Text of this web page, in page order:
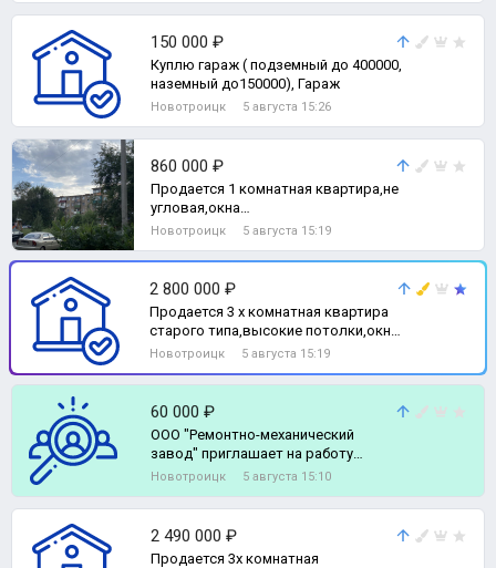
150 000 ₽
Куплю гараж ( подземный до 400000,
наземный до150000), Гараж
Новотроицк 5 августа 15:26
860 000 ₽
Продается 1 комнатная квартира,не
угловая,окна
пластиковые,состояние требует
квартира
Новотроицк 5 августа 15:19
2 800 000 ₽
Продается 3 х комнатная квартира
старого типа,высокие потолки,окна
НОВЫЕ пластиковые,трубы
Новотроицк 5 августа 15:19
60 000 ₽
ООО "Ремонтно-механический
завод" приглашает на работу
МАЛЯРА (в производстве
Новотроицк 5 августа 15:10
2 490 000 ₽
Продается 3х комнатная